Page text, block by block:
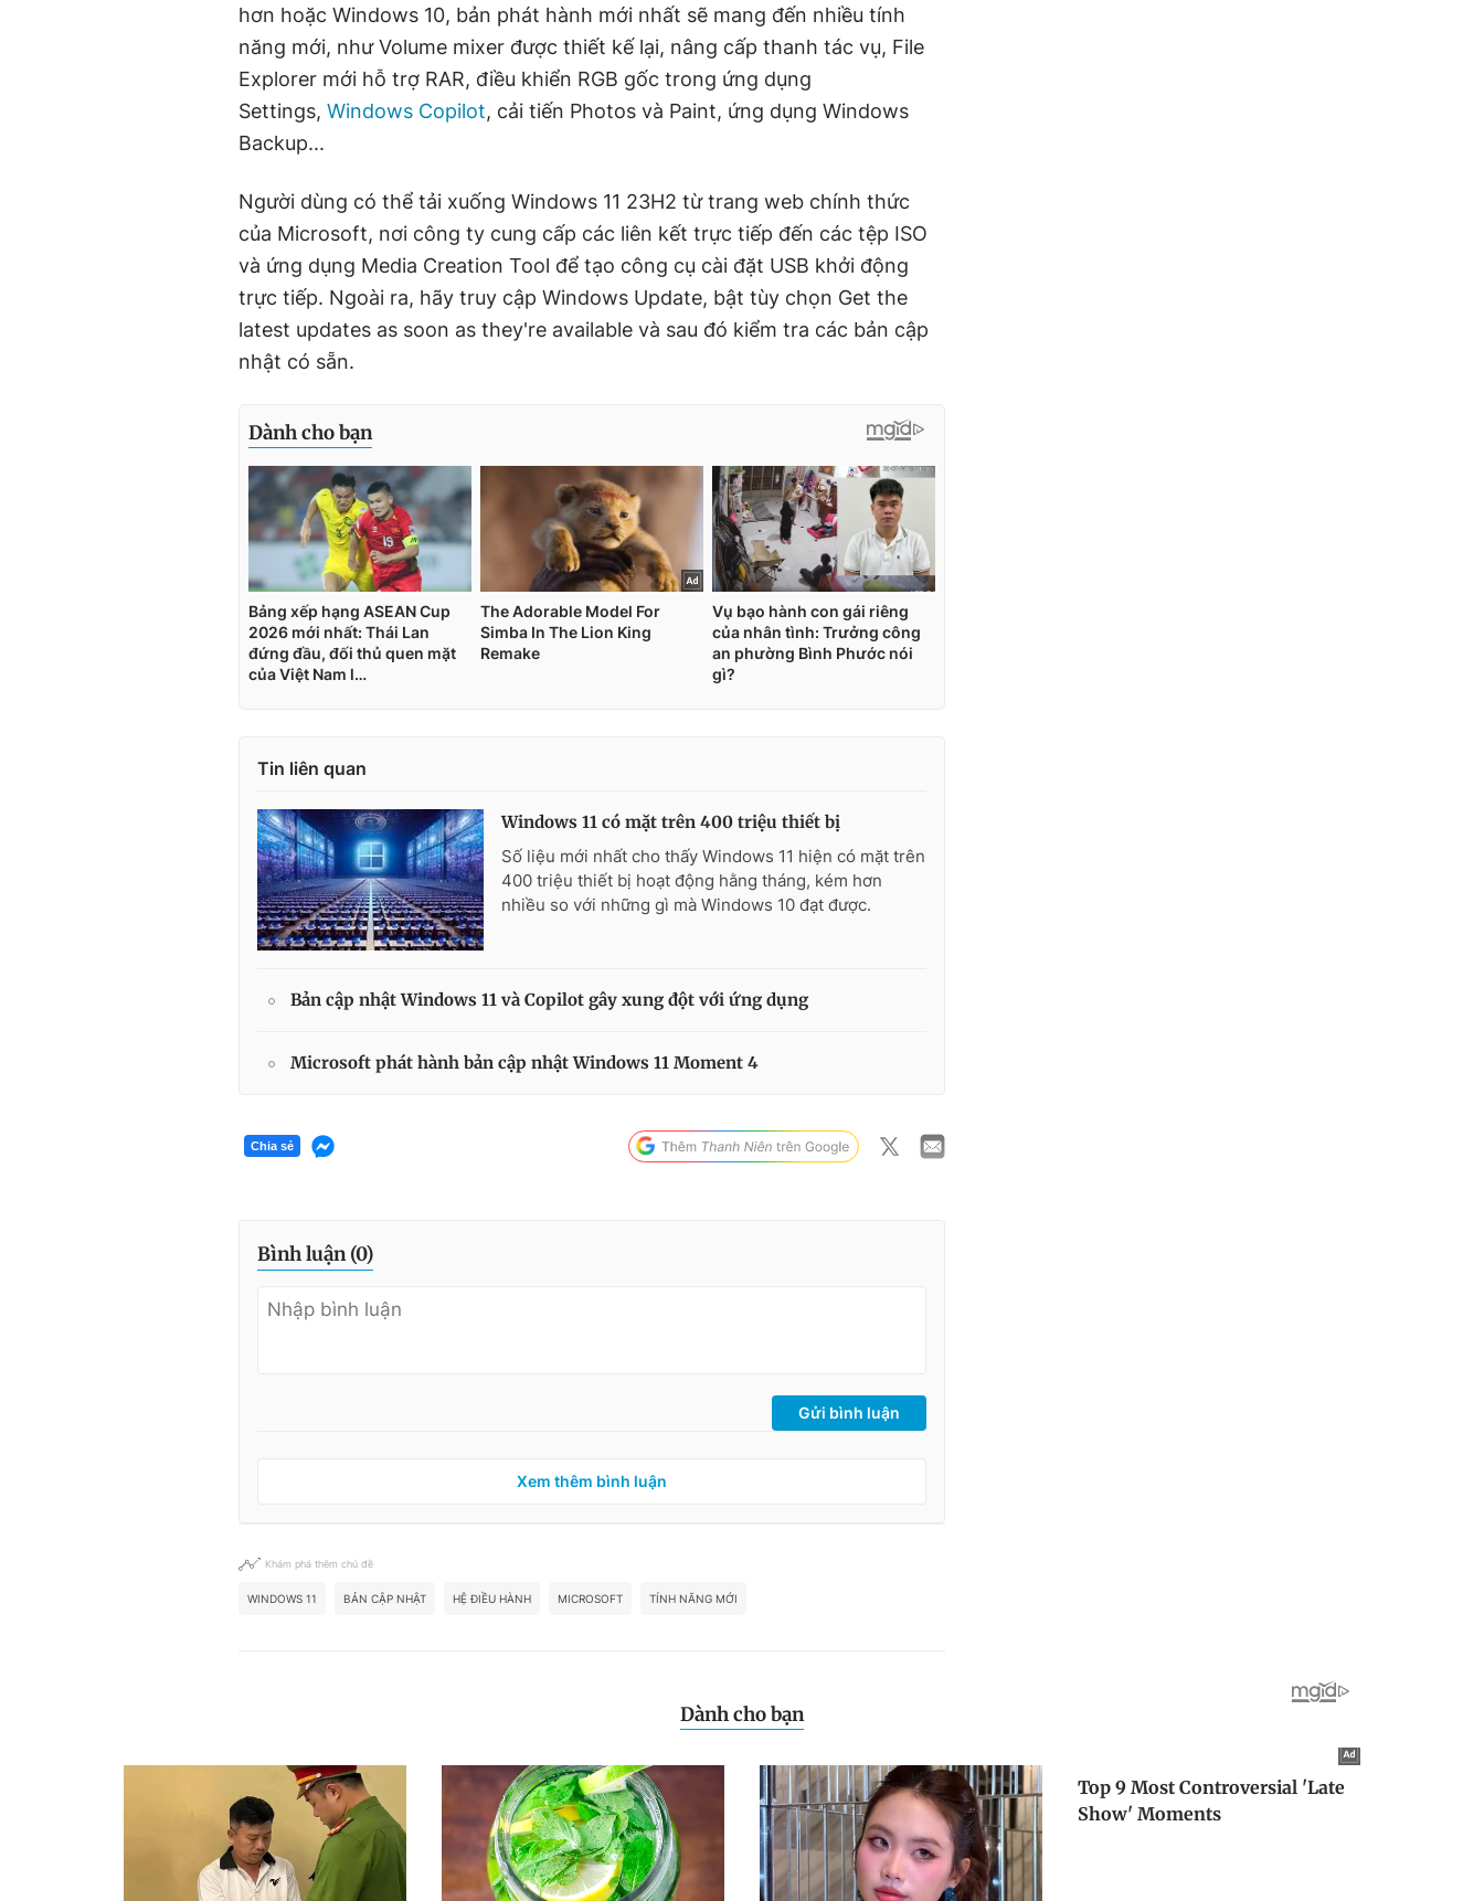
hơn hoặc Windows 10, bản phát hành mới nhất sẽ mang đến nhiều tính
năng mới, như Volume mixer được thiết kế lại, nâng cấp thanh tác vụ, File
Explorer mới hỗ trợ RAR, điều khiển RGB gốc trong ứng dụng
Settings, Windows Copilot, cải tiến Photos và Paint, ứng dụng Windows
Backup...
Người dùng có thể tải xuống Windows 11 23H2 từ trang web chính thức
của Microsoft, nơi công ty cung cấp các liên kết trực tiếp đến các tệp ISO
và ứng dụng Media Creation Tool để tạo công cụ cài đặt USB khởi động
trực tiếp. Ngoài ra, hãy truy cập Windows Update, bật tùy chọn Get the
latest updates as soon as they're available và sau đó kiểm tra các bản cập
nhật có sẵn.
Tin liên quan
Windows 11 có mặt trên 400 triệu thiết bị
Số liệu mới nhất cho thấy Windows 11 hiện có mặt trên
400 triệu thiết bị hoạt động hằng tháng, kém hơn
nhiều so với những gì mà Windows 10 đạt được.
Bản cập nhật Windows 11 và Copilot gây xung đột với ứng dụng
Microsoft phát hành bản cập nhật Windows 11 Moment 4
Chia sẻ
Bình luận (0)
Gửi bình luận
Xem thêm bình luận
Khám phá thêm chủ đề
WINDOWS 11 BẢN CẬP NHẬT HỆ ĐIỀU HÀNH MICROSOFT TÍNH NĂNG MỚI